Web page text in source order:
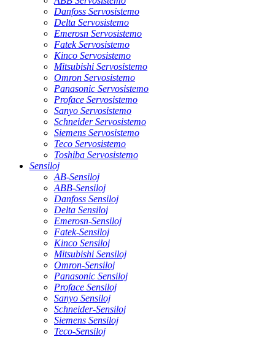
Danfoss Servosistemo
Delta Servosistemo
Emerosn Servosistemo
Fatek Servosistemo
Kinco Servosistemo
Mitsubishi Servosistemo
Omron Servosistemo
Panasonic Servosistemo
Proface Servosistemo
Sanyo Servosistemo
Schneider Servosistemo
Siemens Servosistemo
Teco Servosistemo
Toshiba Servosistemo
Sensiloj
AB-Sensiloj
ABB-Sensiloj
Danfoss Sensiloj
Delta Sensiloj
Emerosn-Sensiloj
Fatek-Sensiloj
Kinco Sensiloj
Mitsubishi Sensiloj
Omron-Sensiloj
Panasonic Sensiloj
Proface Sensiloj
Sanyo Sensiloj
Schneider-Sensiloj
Siemens Sensiloj
Teco-Sensiloj